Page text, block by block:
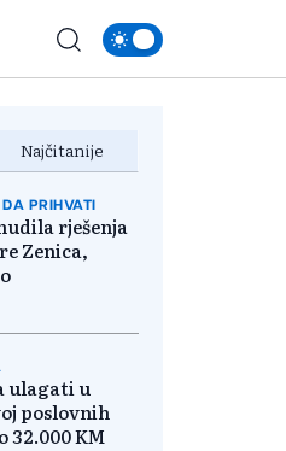
Najčitanije
PRIHVATI
rješenja
Zenica,
ulagati u
poslovnih
32.000 KM